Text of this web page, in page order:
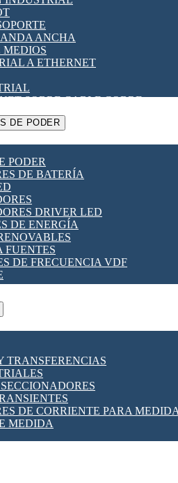
[VDF]
SSR
POTENCIA
DE CABLE
ANCHA
MEDIOS
A ETHERNET
SOBRE CABLE COBRE
IOT
WIFI
DE PODER
PODER
DE BATERÍA
DRIVER LED
DE ENERGÍA
FUENTES
DE FRECUENCIA VDF
TRANSFERENCIAS
DE CORRIENTE PARA
MEDIDA